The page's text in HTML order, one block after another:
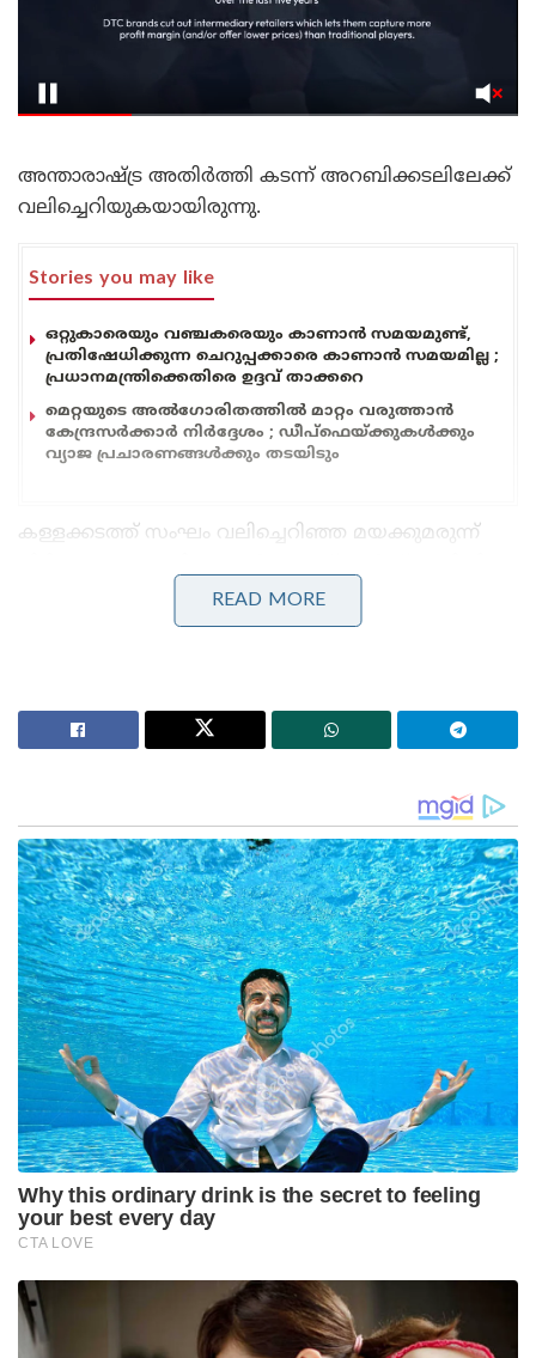
അന്താരാഷ്ട്ര അതിർത്തി കടന്ന് അറബിക്കടലിലേക്ക്
വലിച്ചെറിയുകയായിരുന്നു.
Stories you may like
ഒറ്റുകാരെയും വഞ്ചകരെയും കാണാൻ സമയമുണ്ട്,
പ്രതിഷേധിക്കുന്ന ചെറുപ്പക്കാരെ കാണാൻ സമയമില്ല ;
പ്രധാനമന്ത്രിക്കെതിരെ ഉദ്ദവ് താക്കറെ
മെറ്റയുടെ അൽഗോരിതത്തിൽ മാറ്റം വരുത്താൻ
കേന്ദ്രസർക്കാർ നിർദ്ദേശം ; ഡീപ്‌ഫെയ്ക്കുകൾക്കും
വ്യാജ പ്രചാരണങ്ങൾക്കും തടയിടും
കള്ളക്കടത്ത് സംഘം വലിച്ചെറിഞ്ഞ മയക്കുമരുന്ന്
കൂടുതൽ അന്വേഷണത്തിനായി ഇത് എടിഎസിന്
കൈമാറിയതായും കോസ്റ്റ് ഗാർഡ് പുറത്തിറക്കിയ
കോസ്റ്റ് ഗാർഡ് സൂചിപ്പിക്കുന്നത്.
അന്താരാഷ്ട്ര സമുദ്ര അതിർത്തി രേഖയ്ക്ക് സമീപം
എടിഎസും തീരസംരക്ഷണ സേനയും സംയുക്തമായി
നടത്തിയ ഓപ്പറേഷനിലൂടെയാണ് ഈ വൻ
ലഹരിക്കടത്ത് പിടികൂടിയത്. പ്രതികൾ സഞ്ചരിച്ചിരുന്ന
ബോട്ട് അന്താരാഷ്ട്ര അതിർത്തി രേഖ
കടന്നുപോയതിനാൽ കോസ്റ്റ് ഗാർഡിന് പിടികൂടാൻ
സാധിച്ചില്ല. മേഖലയിൽ തിരച്ചിൽ ശക്തമാക്കിയതായി
ഇന്ത്യൻ കോസ്റ്റ് ഗാർഡ് അറിയിച്ചു.
Tags: indian coast guard ATS
READ MORE